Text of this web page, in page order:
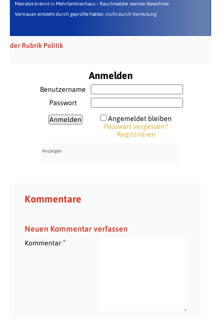
Matratze brennt in Mehrfamilienhaus – Rauchmelder warnen Bewohner
Vertrauen entsteht durch geprüfte Fakten, nicht durch Vermutung
der Rubrik Politik
Anmelden
Benutzername
Passwort
Angemeldet bleiben
Passwort vergessen?
Registrieren
Kommentare
Neuen Kommentar verfassen
Kommentar*